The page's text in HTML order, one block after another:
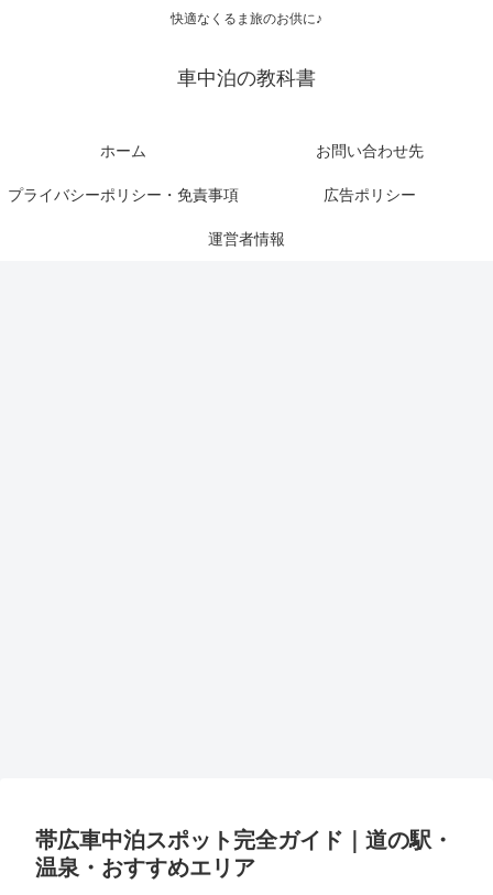
快適なくるま旅のお供に♪
車中泊の教科書
ホーム お問い合わせ先
プライバシーポリシー・免責事項 広告ポリシー
運営者情報
帯広車中泊スポット完全ガイド｜道の駅・
温泉・おすすめエリア